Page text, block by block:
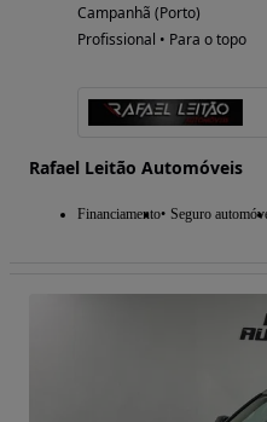
Campanhã (Porto)
Profissional • Para o topo
Rafael Leitão Automóveis
Financiamento Seguro